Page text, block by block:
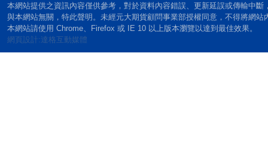
本網站提供之資訊內容僅供參考，對於資料內容錯誤、更新延誤或傳輸中
與本網站無關，特此聲明。未經元大期貨顧問事業部授權同意，不得將網站
本網站請使用 Chrome、Firefox 或 IE 10 以上版本瀏覽以達到最佳效果。
網頁設計:達格互動媒體